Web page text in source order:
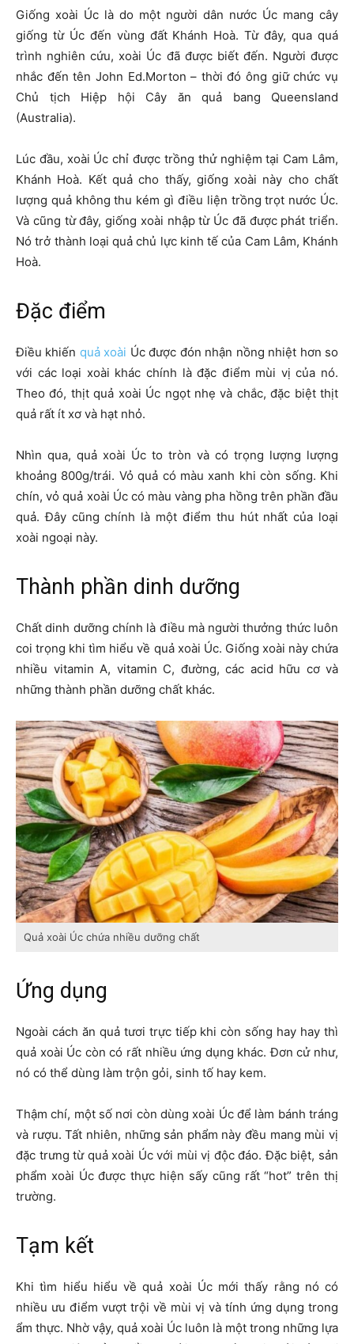
Giống xoài Úc là do một người dân nước Úc mang cây
giống từ Úc đến vùng đất Khánh Hoà. Từ đây, qua quá
trình nghiên cứu, xoài Úc đã được biết đến. Người được
nhắc đến tên John Ed.Morton – thời đó ông giữ chức vụ
Chủ tịch Hiệp hội Cây ăn quả bang Queensland
(Australia).
Lúc đầu, xoài Úc chỉ được trồng thử nghiệm tại Cam Lâm,
Khánh Hoà. Kết quả cho thấy, giống xoài này cho chất
lượng quả không thu kém gì điều liện trồng trọt nước Úc.
Và cũng từ đây, giống xoài nhập từ Úc đã được phát triển.
Nó trở thành loại quả chủ lực kinh tế của Cam Lâm, Khánh
Hoà.
Đặc điểm
Điều khiến quả xoài Úc được đón nhận nồng nhiệt hơn so
với các loại xoài khác chính là đặc điểm mùi vị của nó.
Theo đó, thịt quả xoài Úc ngọt nhẹ và chắc, đặc biệt thịt
quả rất ít xơ và hạt nhỏ.
Nhìn qua, quả xoài Úc to tròn và có trọng lượng lượng
khoảng 800g/trái. Vỏ quả có màu xanh khi còn sống. Khi
chín, vỏ quả xoài Úc có màu vàng pha hồng trên phần đầu
quả. Đây cũng chính là một điểm thu hút nhất của loại
xoài ngoại này.
Thành phần dinh dưỡng
Chất dinh dưỡng chính là điều mà người thưởng thức luôn
coi trọng khi tìm hiểu về quả xoài Úc. Giống xoài này chứa
nhiều vitamin A, vitamin C, đường, các acid hữu cơ và
những thành phần dưỡng chất khác.
Quả xoài Úc chứa nhiều dưỡng chất
Ứng dụng
Ngoài cách ăn quả tươi trực tiếp khi còn sống hay hay thì
quả xoài Úc còn có rất nhiều ứng dụng khác. Đơn cử như,
nó có thể dùng làm trộn gỏi, sinh tố hay kem.
Thậm chí, một số nơi còn dùng xoài Úc để làm bánh tráng
và rượu. Tất nhiên, những sản phẩm này đều mang mùi vị
đặc trưng từ quả xoài Úc với mùi vị độc đáo. Đặc biệt, sản
phẩm xoài Úc được thực hiện sấy cũng rất “hot” trên thị
trường.
Tạm kết
Khi tìm hiểu hiểu về quả xoài Úc mới thấy rằng nó có
nhiều ưu điểm vượt trội về mùi vị và tính ứng dụng trong
ẩm thực. Nhờ vậy, quả xoài Úc luôn là một trong những lựa